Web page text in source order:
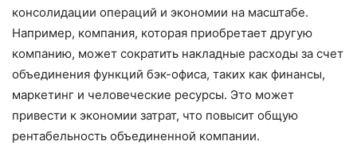
консолидации операций и экономии на масштабе.
Например, компания, которая приобретает другую
компанию, может сократить накладные расходы за счет
объединения функций бэк-офиса, таких как финансы,
маркетинг и человеческие ресурсы. Это может
привести к экономии затрат, что повысит общую
рентабельность объединенной компании.